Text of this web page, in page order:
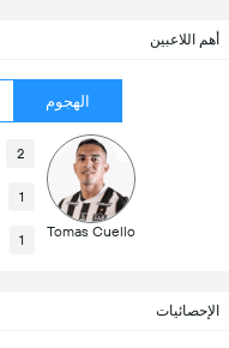
أهم اللاعبين
الهجوم
Tomas Cuello
2
1
1
الإحصائيات